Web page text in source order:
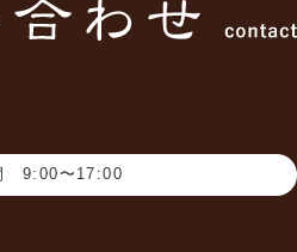
9:00〜17:00